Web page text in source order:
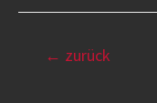
← zurück